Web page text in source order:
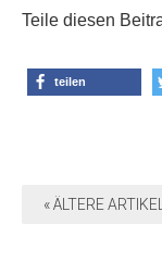
Teile diesen
teilen
« ÄLTERE